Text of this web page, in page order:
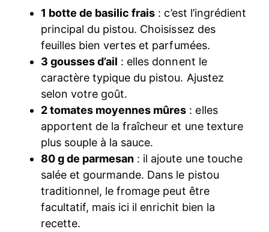
1 botte de basilic frais : c’est l’ingrédient
principal du pistou. Choisissez des
feuilles bien vertes et parfumées.
3 gousses d’ail : elles donnent le
caractère typique du pistou. Ajustez
selon votre goût.
2 tomates moyennes mûres : elles
apportent de la fraîcheur et une texture
plus souple à la sauce.
80 g de parmesan : il ajoute une touche
salée et gourmande. Dans le pistou
traditionnel, le fromage peut être
facultatif, mais ici il enrichit bien la
recette.